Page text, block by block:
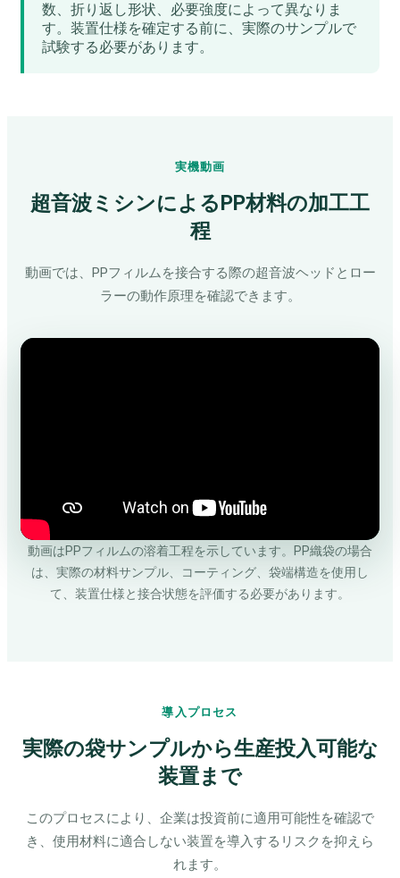
数、折り返し形状、必要強度によって異なりま
す。装置仕様を確定する前に、実際のサンプルで
試験する必要があります。
実機動画
超音波ミシンによるPP材料の加工工
程
動画では、PPフィルムを接合する際の超音波ヘッドとロー
ラーの動作原理を確認できます。
動画はPPフィルムの溶着工程を示しています。PP織袋の場合
は、実際の材料サンプル、コーティング、袋端構造を使用し
て、装置仕様と接合状態を評価する必要があります。
導入プロセス
実際の袋サンプルから生産投入可能な
装置まで
このプロセスにより、企業は投資前に適用可能性を確認で
き、使用材料に適合しない装置を導入するリスクを抑えら
れます。